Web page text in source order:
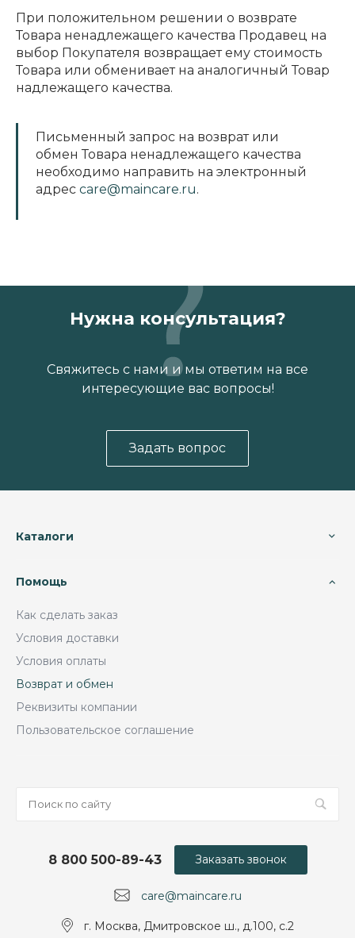
При положительном решении о возврате
Товара ненадлежащего качества Продавец на
выбор Покупателя возвращает ему стоимость
Товара или обменивает на аналогичный Товар
надлежащего качества.
Письменный запрос на возврат или
обмен Товара ненадлежащего качества
необходимо направить на электронный
адрес care@maincare.ru.
Нужна консультация?
Свяжитесь с нами и мы ответим на все
интересующие вас вопросы!
Задать вопрос
Каталоги
Помощь
Как сделать заказ
Условия доставки
Условия оплаты
Возврат и обмен
Реквизиты компании
Пользовательское соглашение
care@maincare.ru
8 800 500-89-43
г. Москва, Дмитровское ш., д.100, с.2
Заказать звонок